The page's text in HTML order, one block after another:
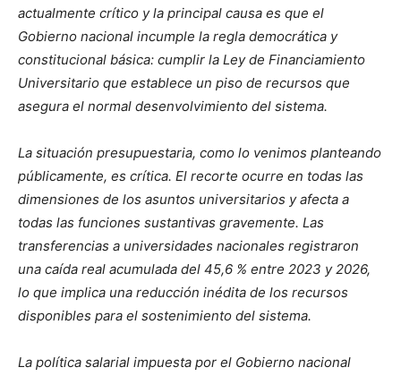
actualmente crítico y la principal causa es que el
Gobierno nacional incumple la regla democrática y
constitucional básica: cumplir la Ley de Financiamiento
Universitario que establece un piso de recursos que
asegura el normal desenvolvimiento del sistema.
La situación presupuestaria, como lo venimos planteando
públicamente, es crítica. El recorte ocurre en todas las
dimensiones de los asuntos universitarios y afecta a
todas las funciones sustantivas gravemente. Las
transferencias a universidades nacionales registraron
una caída real acumulada del 45,6 % entre 2023 y 2026,
lo que implica una reducción inédita de los recursos
disponibles para el sostenimiento del sistema.
La política salarial impuesta por el Gobierno nacional